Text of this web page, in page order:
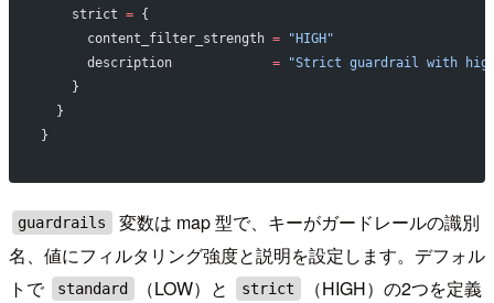
    strict
= {
      content_filter_strength
= "HIGH"
      description
= "Strict guardrail with
    }
  }
}
guardrails
変数は map 型で、キーがガードレールの識別
名、値にフィルタリング強度と説明を設定します。デフォル
トで
standard （LOW）と strict
（HIGH）の2つを定義